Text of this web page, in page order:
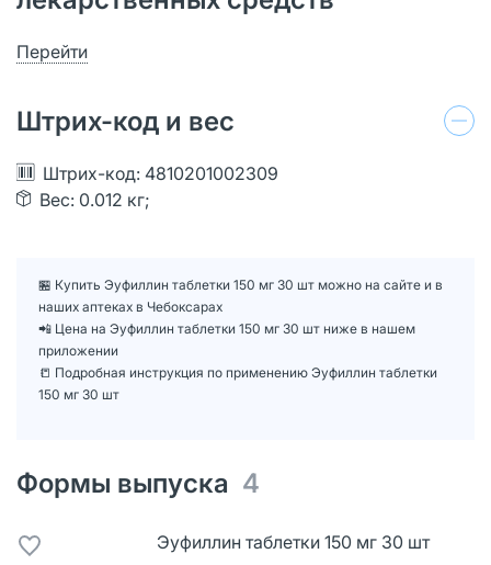
Перейти
Штрих-код и вес
Штрих-код: 4810201002309
Вес: 0.012 кг;
🏪 Купить Эуфиллин таблетки 150 мг 30 шт можно на сайте и в
наших аптеках в Чебоксарах
📲 Цена на Эуфиллин таблетки 150 мг 30 шт ниже в нашем
приложении
📒 Подробная инструкция по применению Эуфиллин таблетки
150 мг 30 шт
Формы выпуска 4
Эуфиллин таблетки 150 мг 30 шт